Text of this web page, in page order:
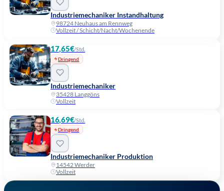
Industriemechaniker Instandhaltung
98724 Neuhaus am Rennweg
Vollzeit / Schicht/Nacht/Wochenende
17,65€/Std.
Dringend
Industriemechaniker
35428 Langgöns
Vollzeit
16,69€/Std.
Dringend
Industriemechaniker Produktion
14542 Werder
Vollzeit